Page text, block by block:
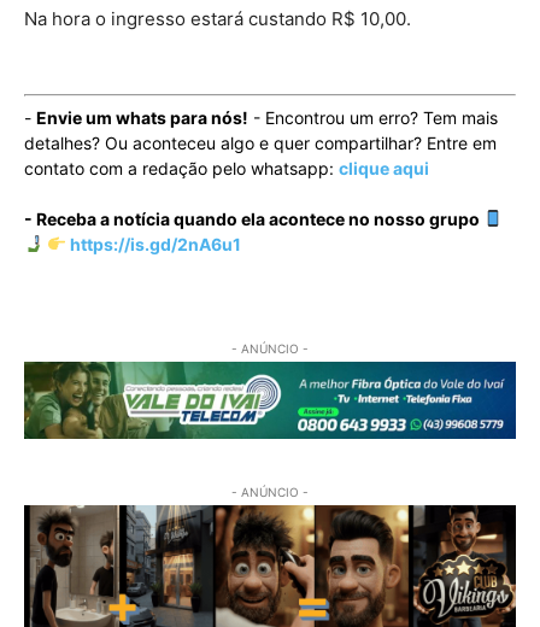
Na hora o ingresso estará custando R$ 10,00.
- Envie um whats para nós! - Encontrou um erro? Tem mais
detalhes? Ou aconteceu algo e quer compartilhar? Entre em
contato com a redação pelo whatsapp: clique aqui
- Receba a notícia quando ela acontece no nosso grupo
https://is.gd/2nA6u1
- ANÚNCIO -
- ANÚNCIO -